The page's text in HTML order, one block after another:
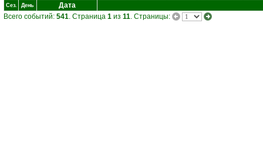
Сез. День
Дата
Всего событий: 541. Страница 1 из 11. Страницы: